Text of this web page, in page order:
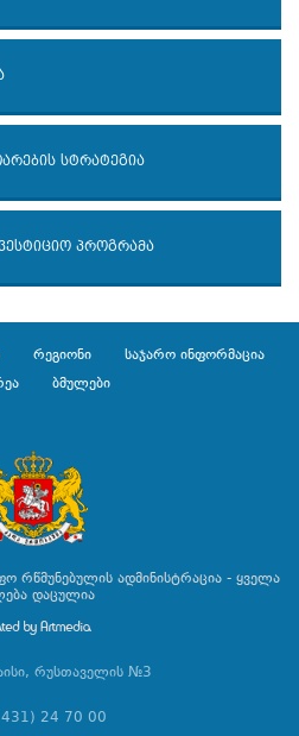
სტრატეგია
პროგრამა
რეგიონი
საჯარო ინფორმაცია
ბმულები
რწმუნებულის ადმინისტრაცია - ყველა
დაცულია
რუსთაველის №3
24 70 00